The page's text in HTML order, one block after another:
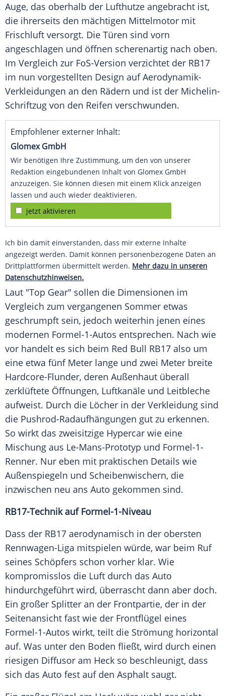
Auge, das oberhalb der Lufthutze angebracht ist,
die ihrerseits den mächtigen Mittelmotor mit
Frischluft versorgt. Die Türen sind vorn
angeschlagen und öffnen scherenartig nach oben.
Im Vergleich zur FoS-Version verzichtet der RB17
im nun vorgestellten Design auf Aerodynamik-
Verkleidungen an den Rädern und ist der Michelin-
Schriftzug von den Reifen verschwunden.
Empfohlener externer Inhalt:
Glomex GmbH
Wir benötigen Ihre Zustimmung, um den von unserer
Redaktion eingebundenen Inhalt von Glomex GmbH
anzuzeigen. Sie können diesen mit einem Klick anzeigen
lassen und auch wieder deaktivieren.
jetzt aktivieren
Ich bin damit einverstanden, dass mir externe Inhalte
angezeigt werden. Damit können personenbezogene Daten an
Drittplattformen übermittelt werden. Mehr dazu in unseren
Datenschutzhinweisen.
Laut "Top Gear" sollen die Dimensionen im
Vergleich zum vergangenen Sommer etwas
geschrumpft sein, jedoch weiterhin jenen eines
modernen Formel-1-Autos entsprechen. Nach wie
vor handelt es sich beim Red Bull RB17 also um
eine etwa fünf Meter lange und zwei Meter breite
Hardcore-Flunder, deren Außenhaut überall
zerklüftete Öffnungen, Luftkanäle und Leitbleche
aufweist. Durch die Löcher in der Verkleidung sind
die Pushrod-Radaufhängungen gut zu erkennen.
So wirkt das zweisitzige Hypercar wie eine
Mischung aus Le-Mans-Prototyp und Formel-1-
Renner. Nur eben mit praktischen Details wie
Außenspiegeln und Scheibenwischern, die
inzwischen neu ans Auto gekommen sind.
RB17-Technik auf Formel-1-Niveau
Dass der RB17 aerodynamisch in der obersten
Rennwagen-Liga mitspielen würde, war beim Ruf
seines Schöpfers schon vorher klar. Wie
kompromisslos die Luft durch das Auto
hindurchgeführt wird, überrascht dann aber doch.
Ein großer Splitter an der Frontpartie, der in der
Seitenansicht fast wie der Frontflügel eines
Formel-1-Autos wirkt, teilt die Strömung horizontal
auf. Was unter den Boden fließt, wird durch einen
riesigen Diffusor am Heck so beschleunigt, dass
sich das Auto fest auf den Asphalt saugt.